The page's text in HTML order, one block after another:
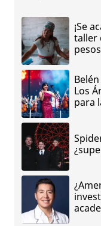
¡Se
taller
Los
para